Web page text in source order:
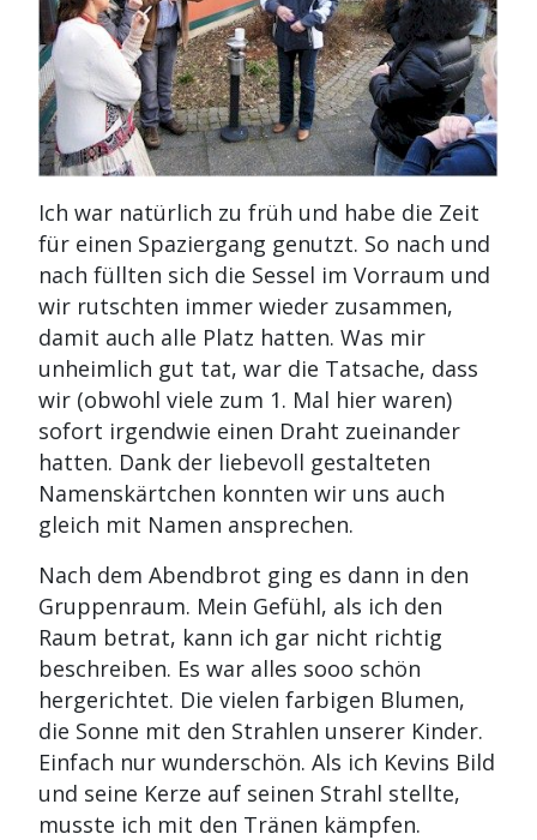
Ich war natürlich zu früh und habe die Zeit
für einen Spaziergang genutzt. So nach und
nach füllten sich die Sessel im Vorraum und
wir rutschten immer wieder zusammen,
damit auch alle Platz hatten. Was mir
unheimlich gut tat, war die Tatsache, dass
wir (obwohl viele zum 1. Mal hier waren)
sofort irgendwie einen Draht zueinander
hatten. Dank der liebevoll gestalteten
Namenskärtchen konnten wir uns auch
gleich mit Namen ansprechen.
Nach dem Abendbrot ging es dann in den
Gruppenraum. Mein Gefühl, als ich den
Raum betrat, kann ich gar nicht richtig
beschreiben. Es war alles sooo schön
hergerichtet. Die vielen farbigen Blumen,
die Sonne mit den Strahlen unserer Kinder.
Einfach nur wunderschön. Als ich Kevins Bild
und seine Kerze auf seinen Strahl stellte,
musste ich mit den Tränen kämpfen.